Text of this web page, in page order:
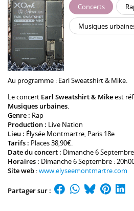
Concerts
Musiques
Au programme : Earl Sweatshirt& Mike.
Le concert Earl Sweatshirt & Mikeest
Musiques urbaines.
Genre : Rap
Production : Live Nation
Lieu : Élysée Montmartre, Paris 18e
Tarifs : Places 38,90€.
Date du concert : Dimanche 6
Horaires : Dimanche 6 Septembre :
Site web :www.elyseemontmartre.com
Partager sur :